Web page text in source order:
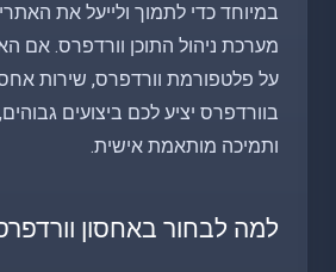
במיוחד כדי לתמוך ולייעל את
מערכת ניהול התוכן וורדפרס. אם
על פלטפורמת וורדפרס, שירות
בוורדפרס יציע לכם ביצועים
ותמיכה מותאמת אישית.
למה לבחור באחסון